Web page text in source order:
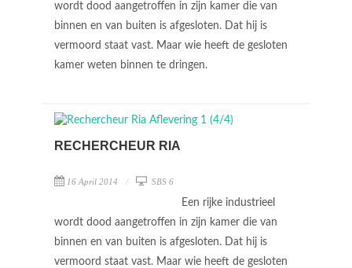
wordt dood aangetroffen in zijn kamer die van
binnen en van buiten is afgesloten. Dat hij is
vermoord staat vast. Maar wie heeft de gesloten
kamer weten binnen te dringen.
RECHERCHEUR RIA
16 April 2014 SBS 6
Een rijke industrieel
wordt dood aangetroffen in zijn kamer die van
binnen en van buiten is afgesloten. Dat hij is
vermoord staat vast. Maar wie heeft de gesloten